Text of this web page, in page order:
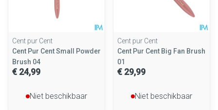
Cent pur Cent
Cent Pur Cent Small Powder
Brush 04
€ 24,99
Niet beschikbaar
Cent pur Cent
Cent Pur Cent Big Fan Brush
01
€ 29,99
Niet beschikbaar